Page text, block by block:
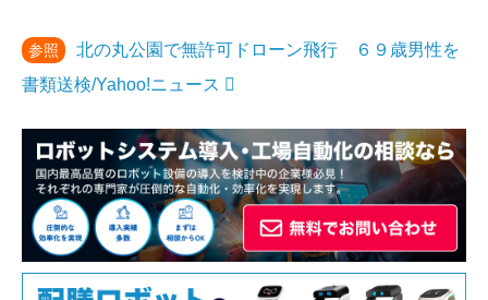
参照
北の丸公園で無許可ドローン飛行 ６９歳男性を
書類送検/Yahoo!ニュース